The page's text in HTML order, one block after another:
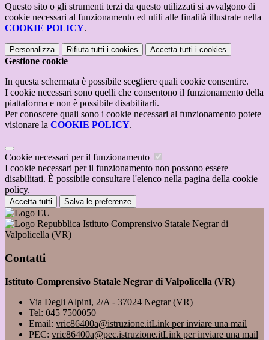
Questo sito o gli strumenti terzi da questo utilizzati si avvalgono di
cookie necessari al funzionamento ed utili alle finalità illustrate nella
COOKIE POLICY.
Personalizza Rifiuta tutti i cookies Accetta tutti i cookies
Gestione cookie
In questa schermata è possibile scegliere quali cookie consentire.
I cookie necessari sono quelli che consentono il funzionamento della
piattaforma e non è possibile disabilitarli.
Per conoscere quali sono i cookie necessari al funzionamento potete
visionare la COOKIE POLICY.
Cookie necessari per il funzionamento
I cookie necessari per il funzionamento non possono essere
disabilitati. È possibile consultare l'elenco nella pagina della cookie
policy.
Accetta tutti Salva le preferenze
Istituto Comprensivo Statale Negrar di
Valpolicella (VR)
Contatti
Istituto Comprensivo Statale Negrar di Valpolicella (VR)
Via Degli Alpini, 2/A - 37024 Negrar (VR)
Tel: 045 7500050
Email: vric86400a@istruzione.itLink per inviare una mail
PEC: vric86400a@pec.istruzione.itLink per inviare una mail